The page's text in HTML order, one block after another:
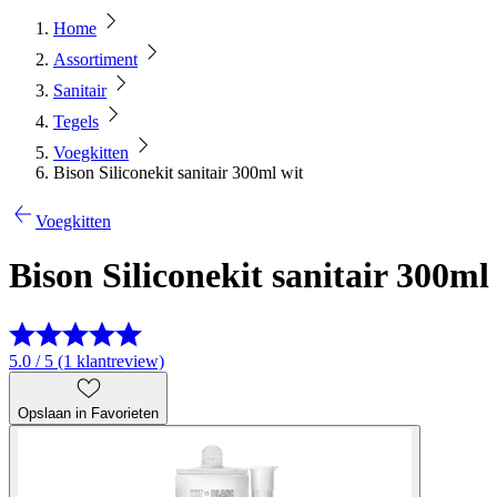
Home
Assortiment
Sanitair
Tegels
Voegkitten
Bison Siliconekit sanitair 300ml wit
Voegkitten
Bison Siliconekit sanitair
5.0 / 5 (1 klantreview)
Opslaan in Favorieten